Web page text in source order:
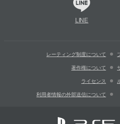
LINE
レーティング制度について
著作権について
ライセンス
利用者情報の外部送信について